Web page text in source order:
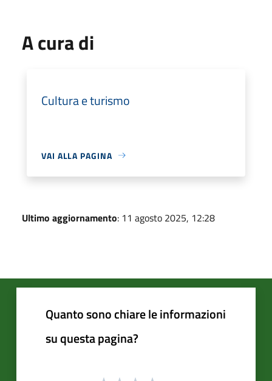
A cura di
Cultura e turismo
VAI ALLA PAGINA
Ultimo aggiornamento: 11 agosto 2025, 12:28
Quanto sono chiare le informazioni
su questa pagina?